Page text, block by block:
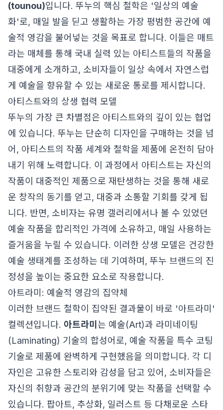
(tounou)입니다. 뚜누의 핵심 철학은 '일상의 예술
화'로, 매일 발을 딛고 생활하는 가장 평범한 공간에 예
술적 영감을 불어넣는 것을 목표로 합니다. 이들은 매트
라는 매체를 통해 국내 실력 있는 아티스트들의 작품을
대중에게 소개하고, 소비자들이 일상 속에서 자연스럽
게 예술을 향유할 수 있는 새로운 통로를 제시합니다.
아티스트와의 상생 협력 모델
뚜누의 가장 큰 차별점은 아티스트와의 깊이 있는 협업
에 있습니다. 뚜누는 단순히 디자인을 구매하는 것을 넘
어, 아티스트의 작품 세계와 철학을 제품에 온전히 담아
내기 위해 노력합니다. 이 과정에서 아티스트는 자신의
작품이 대중적인 제품으로 재탄생하는 것을 통해 새로
운 창작의 동기를 얻고, 대중과 소통할 기회를 갖게 됩
니다. 반면, 소비자는 유명 갤러리에서나 볼 수 있었던
예술 작품을 합리적인 가격에 소유하고, 매일 사용하는
즐거움을 누릴 수 있습니다. 이러한 상생 모델은 건강한
예술 생태계를 조성하는 데 기여하며, 뚜누 브랜드의 진
정성을 높이는 중요한 요소로 작용합니다.
아트라미: 예술적 영감의 집약체
이러한 브랜드 철학이 집약된 결과물이 바로 '아트라미'
컬렉션입니다. 아트라미 는 예술(Art)과 라미네이팅
(Laminating) 기술의 합성어로, 예술 작품을 특수 코팅
기술로 제품에 완벽하게 구현했음을 의미합니다. 각 디
자인은 고유한 스토리와 감성을 담고 있어, 소비자들은
자신의 취향과 공간의 분위기에 맞는 작품을 선택할 수
있습니다. 팝아트, 추상화, 일러스트 등 다채로운 스타